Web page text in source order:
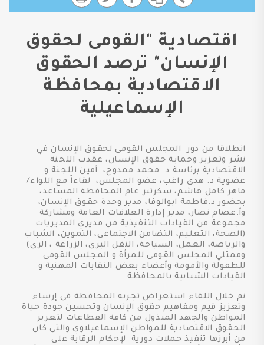
اقتصادية "القومى لحقوق
الإنسان" ترصد الحقوق
الاقتصادية بمحافظة
الإسماعيلية
انطلاقا من دور المجلس القومى لحقوق الإنسان في
نشر وتعزيز وحماية حقوق الإنسان، عقدت اللجنة
الاقتصادية برئاسة د. محمد ممدوح، أمين اللجنة و
عضوية د. هدى راغب، عضو المجلس، لقاءاَ مع اللواء/
ماهر كامل هاشم، سكرتير عام المحافظة المساعد،
بحضور د.فاطمة ابوالوفا، مدير وحدة حقوق الإنسان،
وأ.عصام نصار، مدير إدارة العلاقات العامة ومشاركة
مجموعة من القيادات التنفيذية من مديري المديريات
(الصحة، التعليم، التضامن الاجتماعى، التموين، الشباب
والرياضة، العمل، السياحة، النقل البرى، الزراعة ، الرى)
وممثلي المجلس القومى للمرأة و المجلس القومى
للطفولة والأمومة وأعضاء بعض النقابات المهنية و
القيادات الشبابية بالمحافظة.
تم خلال اللقاء استعراض تجربة المحافظة فى إرساء
وتعزيز قيم ومفاهيم حقوق الإنسان وتحسين جودة حياة
المواطن والجهد المبذول من كافة القطاعات لتعزيز
الحقوق الاقتصادية للمواطن الإسماعيلاوي والتى كان
من أبرزها تنفيذ حملات دورية لإحكام الرقابة على